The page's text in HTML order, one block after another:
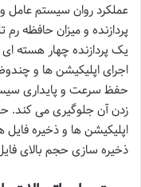
عملکرد روان سیستم عامل
یک پردازنده چهار هسته ای
اجرای اپلیکیشن ها و
حفظ سرعت و پایداری
زدن آن جلوگیری می کند.
اپلیکیشن ها و ذخیره
ذخیره سازی حجم بالای